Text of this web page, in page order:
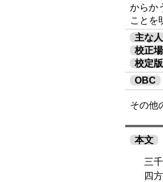
からか
ことを
主な
校正
校定版
OBC
その他
本文
三千
四方